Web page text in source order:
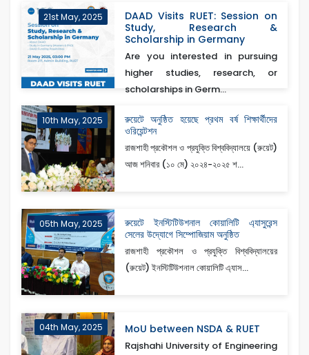
21st May, 2025
DAAD Visits RUET: Session on
Study, Research &
Scholarship in Germany
Are you interested in pursuing
higher studies, research, or
scholarships in Germ...
10th May, 2025
রুয়েটে অনুষ্ঠিত হয়েছে প্রথম বর্ষ শিক্ষার্থীদের
ওরিয়েন্টশন
রাজশাহী প্রকৌশল ও প্রযুক্তি বিশ্ববিদ্যালয়ে (রুয়েট)
আজ শনিবার (১০ মে) ২০২৪-২০২৫ শ...
05th May, 2025
রুয়েটে ইনস্টিটিউশনাল কোয়ালিটি এ্যাসুরেন্স
সেলের উদ্যোগে সিম্পোজিয়াম অনুষ্ঠিত
রাজশাহী প্রকৌশল ও প্রযুক্তি বিশ্ববিদ্যালয়ের
(রুয়েট) ইনস্টিটিউশনাল কোয়ালিটি এ্যাস...
04th May, 2025 MoU between NSDA & RUET
Rajshahi University of Engineering